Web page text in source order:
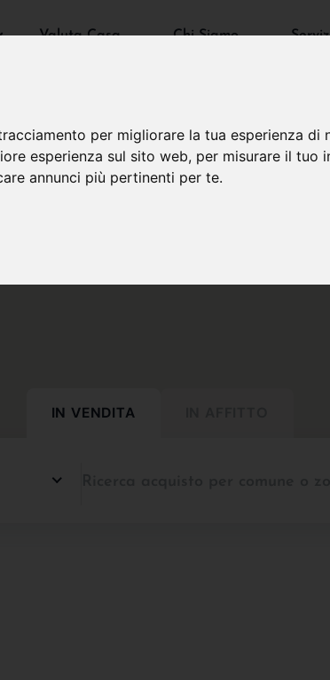
per migliorare la tua esperienza di
esperienza sul sito web, per misurare il tuo
annunci più pertinenti per te.
Valuta Casa Chi Siamo
IN VENDITA